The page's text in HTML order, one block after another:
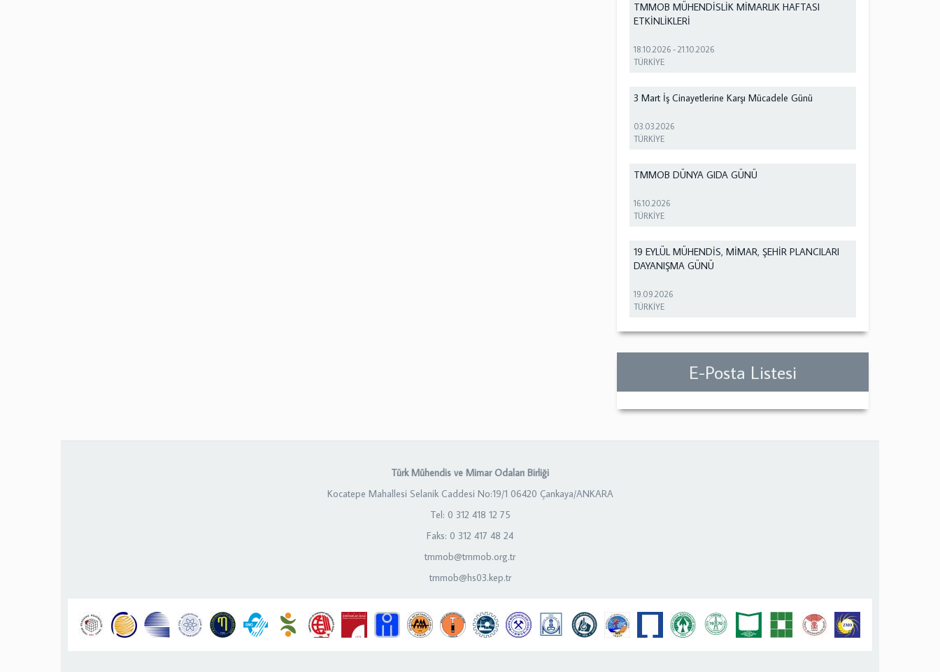
TMMOB MÜHENDİSLİK MİMARLIK HAFTASI
ETKİNLİKLERİ
18.10.2026 -21.10.2026
TÜRKİYE
3 Mart İş Cinayetlerine Karşı Mücadele Günü
03.03.2026
TÜRKİYE
TMMOB DÜNYA GIDA GÜNÜ
16.10.2026
TÜRKİYE
19 EYLÜL MÜHENDİS, MİMAR, ŞEHİR PLANCILARI
DAYANIŞMA GÜNÜ
19.09.2026
TÜRKİYE
E-Posta Listesi
Türk Mühendis ve Mimar Odaları Birliği
Kocatepe Mahallesi Selanik Caddesi No:19/1 06420 Çankaya/ANKARA
Tel: 0 312 418 12 75
Faks: 0 312 417 48 24
tmmob@tmmob.org.tr
tmmob@hs03.kep.tr